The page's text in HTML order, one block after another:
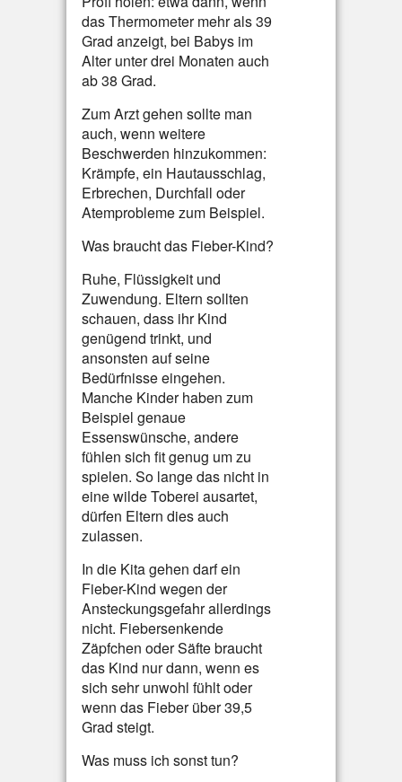
das Thermometer mehr als 39
Grad anzeigt, bei Babys im
Alter unter drei Monaten auch
ab 38 Grad.
Zum Arzt gehen sollte man
auch, wenn weitere
Beschwerden hinzukommen:
Krämpfe, ein Hautausschlag,
Erbrechen, Durchfall oder
Atemprobleme zum Beispiel.
Was braucht das Fieber-Kind?
Ruhe, Flüssigkeit und
Zuwendung. Eltern sollten
schauen, dass ihr Kind
genügend trinkt, und
ansonsten auf seine
Bedürfnisse eingehen.
Manche Kinder haben zum
Beispiel genaue
Essenswünsche, andere
fühlen sich fit genug um zu
spielen. So lange das nicht in
eine wilde Toberei ausartet,
dürfen Eltern dies auch
zulassen.
In die Kita gehen darf ein
Fieber-Kind wegen der
Ansteckungsgefahr allerdings
nicht. Fiebersenkende
Zäpfchen oder Säfte braucht
das Kind nur dann, wenn es
sich sehr unwohl fühlt oder
wenn das Fieber über 39,5
Grad steigt.
Was muss ich sonst tun?